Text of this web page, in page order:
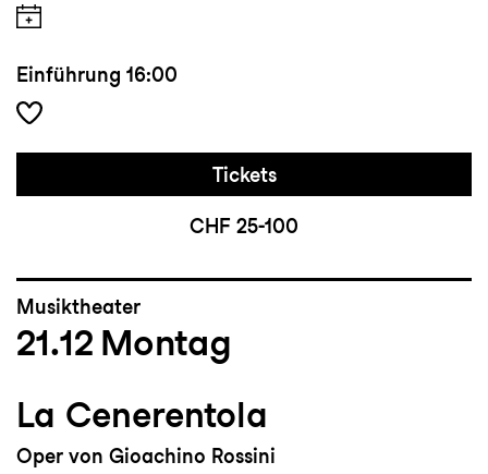
Einführung 16:00
Tickets
CHF 25-100
Musiktheater
21.12 Montag
La Cenerentola
Oper von Gioachino Rossini